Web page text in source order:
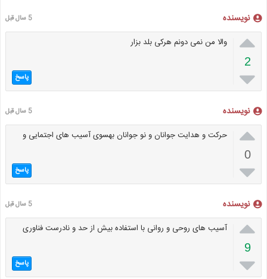
نویسنده 5 سال قبل

2

والا من نمی دونم هرکی بلد بزار
پاسخ
نویسنده 5 سال قبل

0

حرکت و هدایت جوانان و نو جوانان بهسوی آسیب های اجتمایی و
پاسخ
نویسنده 5 سال قبل

9

آسیب های روحی و روانی با استفاده بیش از حد و نادرست فناوری
پاسخ